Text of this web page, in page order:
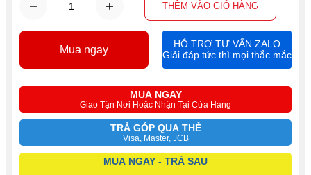
THÊM VÀO GIỎ HÀNG
MUA NGAY
Giao Tận Nơi Hoặc Nhận Tại Cửa Hàng
TRẢ GÓP QUA THẺ
Visa, Master, JCB
MUA NGAY - TRẢ SAU
Mua ngay
HỖ TRỢ TƯ VẤN ZALO
Giải đáp tức thì mọi thắc mắc